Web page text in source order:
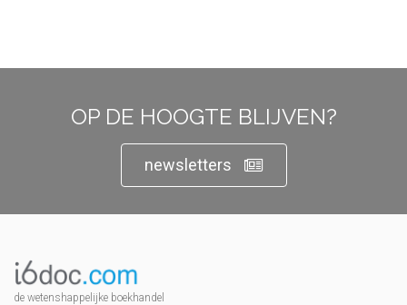
OP DE HOOGTE BLIJVEN?
newsletters
de wetenshappelijke boekhandel